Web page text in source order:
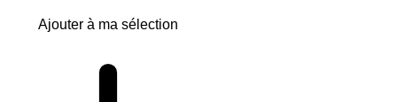
Ajouter à ma sélection